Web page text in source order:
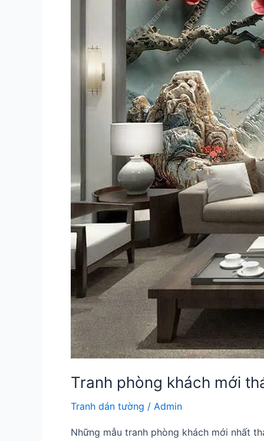
Tranh phòng khách mới
Tranh dán tường / Admin
Những mẫu tranh phòng khách mới nhất